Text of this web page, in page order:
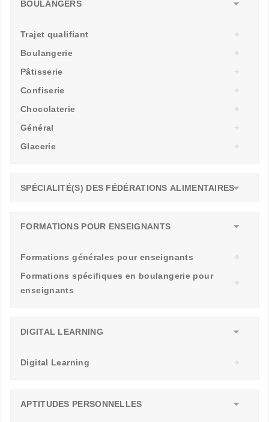
BOULANGERS
Trajet qualifiant
Boulangerie
Pâtisserie
Confiserie
Chocolaterie
Général
Glacerie
SPÉCIALITÉ(S) DES FÉDÉRATIONS ALIMENTAIRES
FORMATIONS POUR ENSEIGNANTS
Formations générales pour enseignants
Formations spécifiques en boulangerie pour
enseignants
DIGITAL LEARNING
Digital Learning
APTITUDES PERSONNELLES